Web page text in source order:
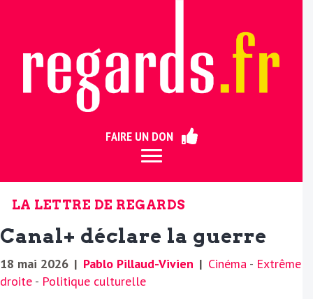
FAIRE UN DON
LA LETTRE DE REGARDS
Canal+ déclare la guerre
18 mai 2026 | Pablo Pillaud-Vivien | Cinéma - Extrême
droite - Politique culturelle